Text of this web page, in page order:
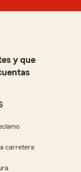
y que
carretera